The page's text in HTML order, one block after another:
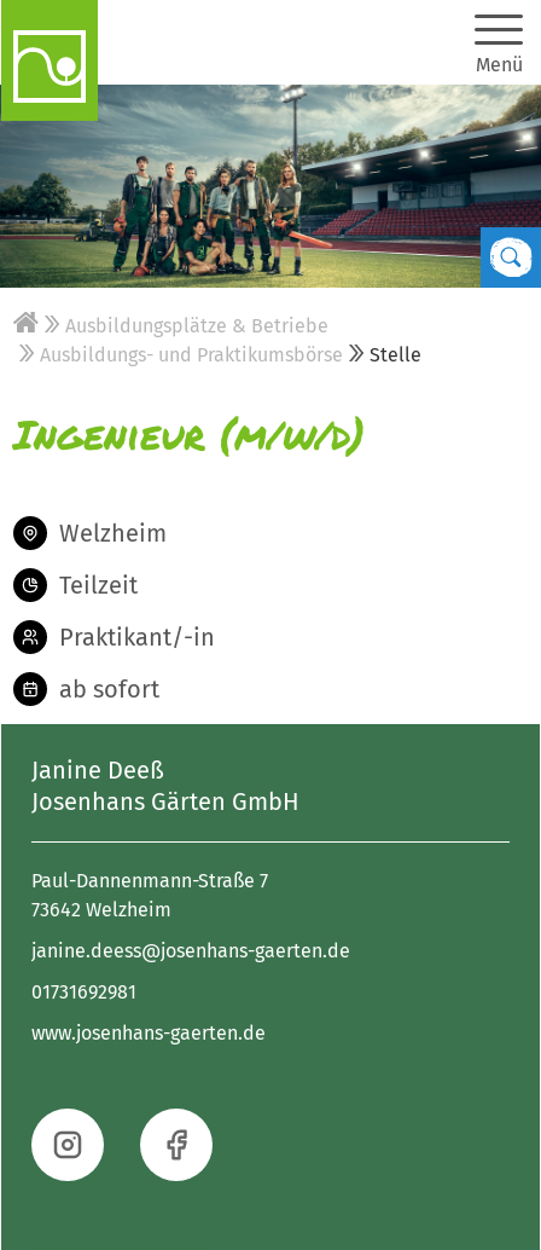
Menü
Ausbildungsplätze & Betriebe
Ausbildungs- und Praktikumsbörse
Stelle
Ingenieur (m/w/d)
Welzheim
Teilzeit
Praktikant/-in
ab sofort
Janine Deeß
Josenhans Gärten GmbH
Paul-Dannenmann-Straße 7
73642 Welzheim
janine.deess@josenhans-gaerten.de
01731692981
www.josenhans-gaerten.de